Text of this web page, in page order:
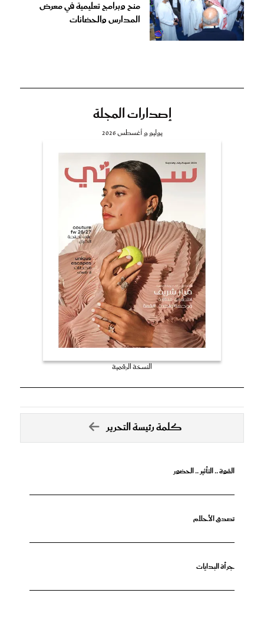
منح وبرامج تعليمية في معرض
المدارس والحضانات
إصدارات المجلة
يوليو و أغسطس 2026
النسخة الرقمية
كلمة رئيسة التحرير
القوة .. التأثير .. الحضور
تصدق الأحلام
جرأة البدايات